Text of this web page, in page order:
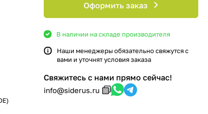
Оформить заказ
В наличии на складе производителя
Наши менеджеры обязательно свяжутся с
вами и уточнят условия заказа
Свяжитесь с нами прямо сейчас!
info@siderus.ru